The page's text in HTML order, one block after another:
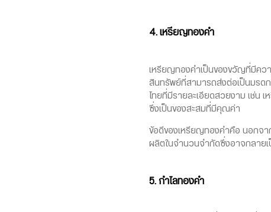
4. เหรียญทองคำ
เหรียญทองคำเป็นของขวัญที่มีคว
สินทรัพย์ที่สามารถส่งต่อเป็นมรด
ไทยที่มีรายละเอียดสวยงาม เช่
ซึ่งเป็นของสะสมที่มีคุณค่า
ข้อดีของเหรียญทองคำคือ นอกจา
ผลิตในจำนวนจำกัดซึ่งอาจกลาย
5. กำไลทองคำ